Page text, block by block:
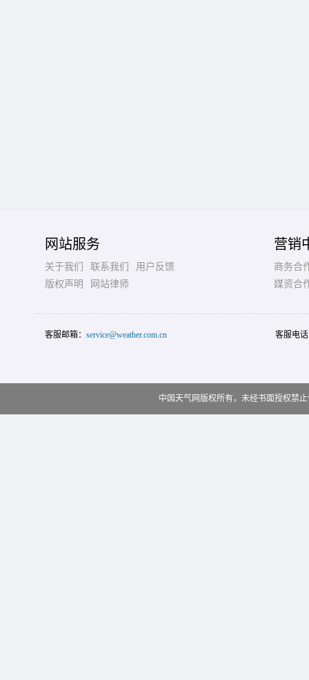
网站服务
关于我们 联系我们
用户反馈
版权声明
网站律师
营销
商务合
媒资合
客服邮箱： service@weather.com.cn 客服电
中国天气网版权所有，未经书面授权